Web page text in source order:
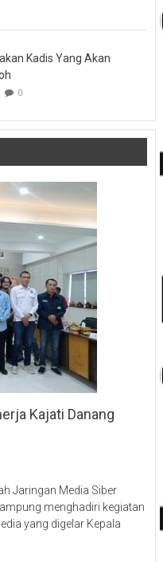
Kadis Yang Akan
0
Kajati Danang
Jaringan Media Siber
menghadiri kegiatan
yang digelar Kepala